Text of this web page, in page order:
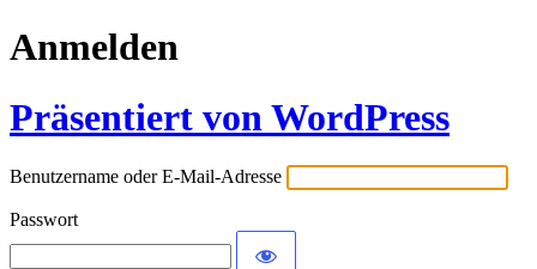
Anmelden
Präsentiert von WordPress
Benutzername oder E-Mail-Adresse
Passwort